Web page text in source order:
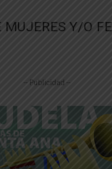
MUJERES Y/O
-- Publicidad --